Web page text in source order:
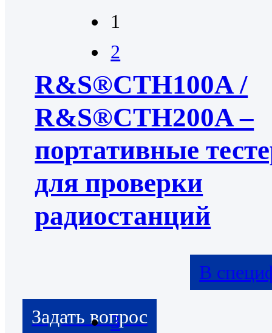
R&S®CTH100A /
R&S®CTH200A –
портативные
для проверки
радиостанций
В
1
2
3